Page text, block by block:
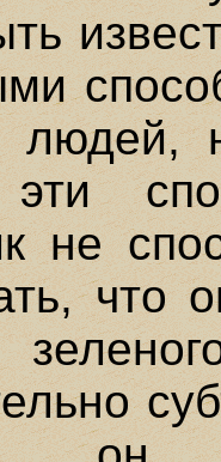
людей,
не
что